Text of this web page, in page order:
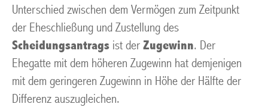
Unterschied zwischen dem Vermögen zum Zeitpunkt
der Eheschließung und Zustellung des
Scheidungsantrags ist der Zugewinn. Der
Ehegatte mit dem höheren Zugewinn hat demjenigen
mit dem geringeren Zugewinn in Höhe der Hälfte der
Differenz auszugleichen.